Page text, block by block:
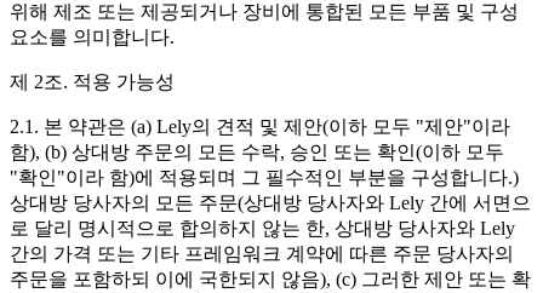
위해 제조 또는 제공되거나 장비에 통합된 모든 부품 및 구성
요소를 의미합니다.
제 2조. 적용 가능성
2.1. 본 약관은 (a) Lely의 견적 및 제안(이하 모두 "제안"이라
함), (b) 상대방 주문의 모든 수락, 승인 또는 확인(이하 모두
"확인"이라 함)에 적용되며 그 필수적인 부분을 구성합니다.)
상대방 당사자의 모든 주문(상대방 당사자와 Lely 간에 서면으
로 달리 명시적으로 합의하지 않는 한, 상대방 당사자와 Lely
간의 가격 또는 기타 프레임워크 계약에 따른 주문 당사자의
주문을 포함하되 이에 국한되지 않음), (c) 그러한 제안 또는 확